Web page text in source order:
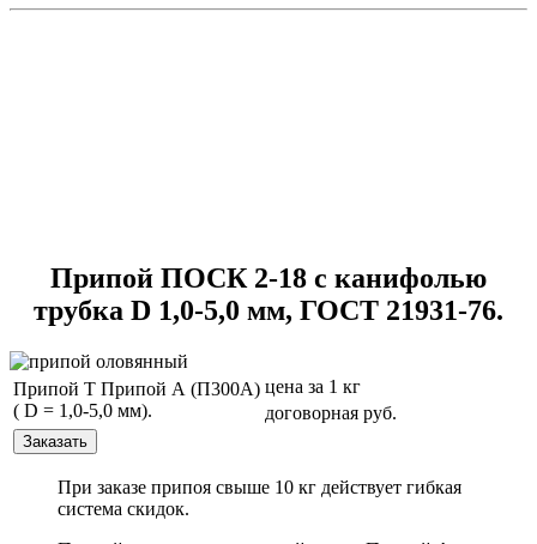
Припой ПОСК 2-18 с канифолью
трубка D 1,0-5,0 мм, ГОСТ 21931-76.
Припой Т Припой А (П300А)
( D = 1,0-5,0 мм).
цена за 1 кг
договорная руб.
При заказе припоя свыше 10 кг действует гибкая
система скидок.